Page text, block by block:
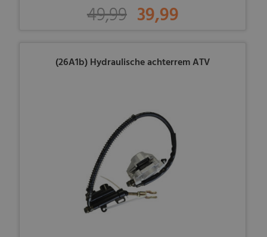
49,99 39,99
(26A1b) Hydraulische achterrem ATV